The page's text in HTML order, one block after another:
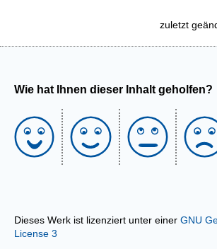
zuletzt
Wie hat Ihnen dieser Inhalt geholfen?
Dieses Werk ist lizenziert unter einer GNU
License 3